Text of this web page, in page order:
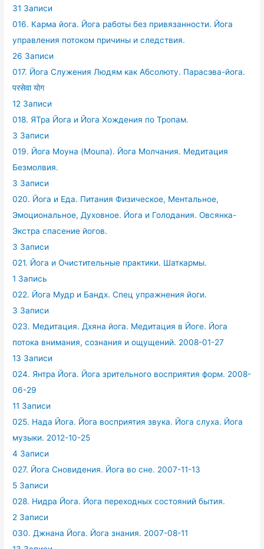
31 Записи
016. Карма йога. Йога работы без привязанности. Йога
управления потоком причины и следствия.
26 Записи
017. Йога Служения Людям как Абсолюту. Парасэва-йога.
परसेवा योग
12 Записи
018. ЯТра Йога и Йога Хождения по Тропам.
3 Записи
019. Йога Моуна (Mouna). Йога Молчания. Медитация
Безмолвия.
3 Записи
020. Йога и Еда. Питания Физическое, Ментальное,
Эмоциональное, Духовное. Йога и Голодания. Овсянка-
Экстра спасение йогов.
3 Записи
021. Йога и Очистительные практики. Шаткармы.
1 Запись
022. Йога Мудр и Бандх. Спец упражнения йоги.
3 Записи
023. Медитация. Дхяна йога. Медитация в Йоге. Йога
потока внимания, сознания и ощущений. 2008-01-27
13 Записи
024. Янтра Йога. Йога зрительного восприятия форм. 2008-
06-29
11 Записи
025. Нада Йога. Йога восприятия звука. Йога слуха. Йога
музыки. 2012-10-25
4 Записи
027. Йога Сновидения. Йога во сне. 2007-11-13
5 Записи
028. Нидра Йога. Йога переходных состояний бытия.
2 Записи
030. Джнана Йога. Йога знания. 2007-08-11